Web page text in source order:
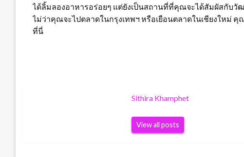
ได้ลิ้มลองอาหารอร่อยๆ แต่ยังเป็นสถานที่ที่คุณจะได้สัมผัสกับวั
ไม่ว่าคุณจะไปตลาดในกรุงเทพฯ หรือเยือนตลาดในเชียงใหม่
ที่นี่
Sithira Khamphet
View all posts